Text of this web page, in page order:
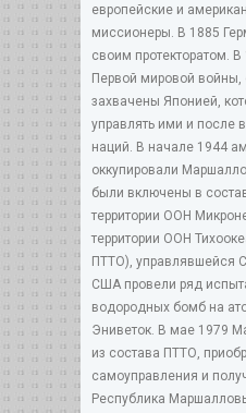
европейские и
миссионеры. В 1885
своим протекторатом.
Первой мировой войны,
захвачены Японией,
управлять ими и после
наций. В начале 1944
оккупировали
были включены в
территории ООН
территории ООН
ПТТО), управлявшейся
США провели ряд
водородных бомб на
Эниветок. В мае 1979
из состава ПТТО,
самоуправления и
Республика